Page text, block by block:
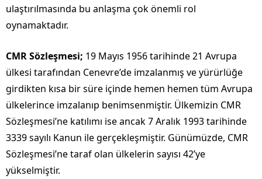
ulaştırılmasında bu anlaşma çok önemli rol
oynamaktadır.
CMR Sözleşmesi; 19 Mayıs 1956 tarihinde 21 Avrupa
ülkesi tarafından Cenevre’de imzalanmış ve yürürlüğe
girdikten kısa bir süre içinde hemen hemen tüm Avrupa
ülkelerince imzalanıp benimsenmiştir. Ülkemizin CMR
Sözleşmesi’ne katılımı ise ancak 7 Aralık 1993 tarihinde
3339 sayılı Kanun ile gerçekleşmiştir. Günümüzde, CMR
Sözleşmesi’ne taraf olan ülkelerin sayısı 42’ye
yükselmiştir.